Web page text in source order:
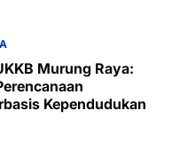
Murung Raya:
Kependudukan